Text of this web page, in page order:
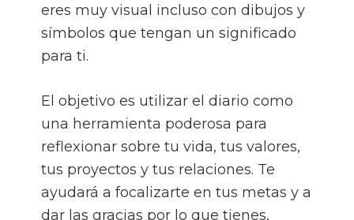
eres muy visual incluso con dibujos y
símbolos que tengan un significado
para ti.
El objetivo es utilizar el diario como
una herramienta poderosa para
reflexionar sobre tu vida, tus valores,
tus proyectos y tus relaciones. Te
ayudará a focalizarte en tus metas y a
dar las gracias por lo que tienes,